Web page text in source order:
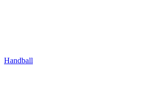
Handball